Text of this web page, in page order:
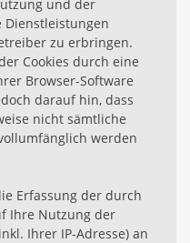
und der
zu erbringen.
Cookies durch eine
Browser-Software
darauf hin, dass
nicht sämtliche
werden
Erfassung der durch
Ihre Nutzung der
Ihrer IP-Adresse) an